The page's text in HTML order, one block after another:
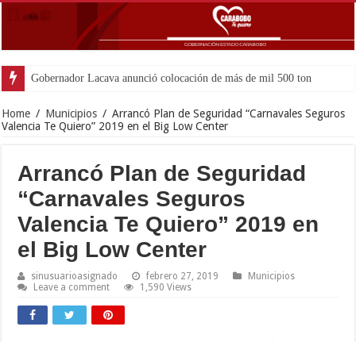
Home / Municipios / Arrancó Plan de Seguridad “Carnavales Seguros
Valencia Te Quiero” 2019 en el Big Low Center
Arrancó Plan de Seguridad
“Carnavales Seguros
Valencia Te Quiero” 2019 en
el Big Low Center
sinusuarioasignado febrero 27, 2019
Municipios
Leave a comment
1,590 Views